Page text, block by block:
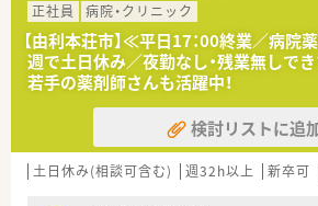
正社員
病院・クリニック
【由利本荘市】≪平日17：00終業／病
週で土日休み／夜勤なし・残業無しで
若手の薬剤師さんも活躍中！
検討リストに追
土日休み(相談可含む) 週32h以上 新卒可